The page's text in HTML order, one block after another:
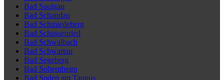
Bad Saulgau
Bad Schandau
Bad Schmiedeberg
Bad Schussenried
Bad Schwalbach
Bad Schwartau
Bad Segeberg
Bad Sobernheim
Bad Soden am Taunus